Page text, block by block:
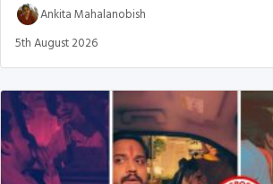
Ankita Mahalanobish
5th August 2026